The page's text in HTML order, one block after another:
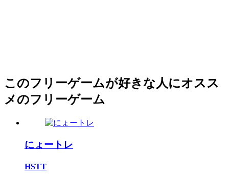
このフリーゲームが好きな人にオスス
メのフリーゲーム
にょートレ
HSTT